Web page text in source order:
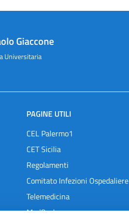
Giaccone
Universitaria
PAGINE UTILI
CEL Palermo1
CET Sicilia
Regolamenti
Comitato Infezioni Ospedaliere
Telemedicina
MedOral